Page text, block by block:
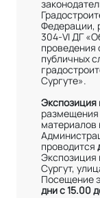
Федерации,
304-VI ДГ
проведения
публичных
Сургуте».
Экспозиция
материалов
проводится
Экспозиция
Сургут,
Посещение
дни с 15.00